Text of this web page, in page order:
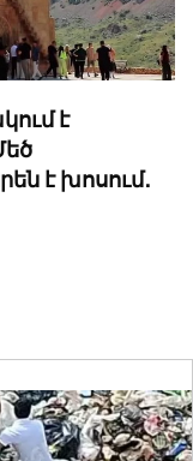
է
է խոսում․